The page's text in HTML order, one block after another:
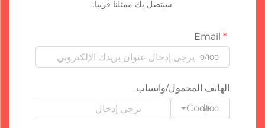
سيتصل بك ممثلنا قريبا.
0/100
الهاتف المحمول/واتساب
Code
0/100